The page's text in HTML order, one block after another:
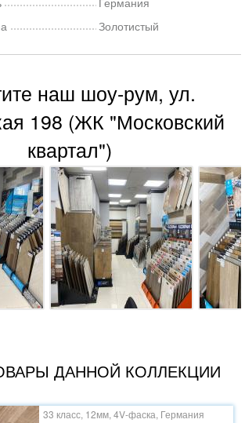
Золотистый
наш шоу-рум, ул.
198 (ЖК "Московский
квартал")
ДАННОЙ КОЛЛЕКЦИИ
33 класс, 12мм, 4V-фаска, Германия